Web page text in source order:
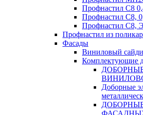
Профнастил С8
Профнастил С8,
Профнастил
Профнастил из
Фасады
Виниловый
Комплектующие
Доборные